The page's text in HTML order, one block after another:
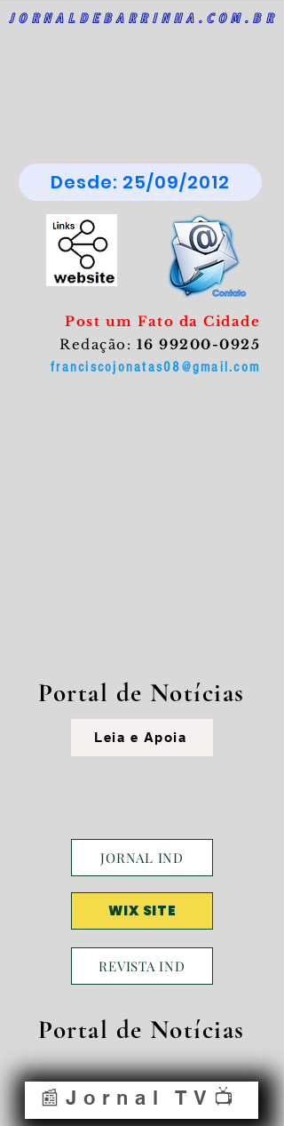
JORNALDEBARRINHA.COM.BR
Desde: 25/09/2012
Post um Fato da Cidade
Redação: 16 99200-0925
franciscojonatas08@gmail.com
Portal de Notícias
Leia e Apoia
JORNAL IND
WIX SITE
REVISTA IND
Portal de Notícias
📰Jornal TV📺